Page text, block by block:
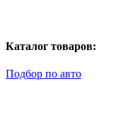
Каталог товаров:
Подбор по авто